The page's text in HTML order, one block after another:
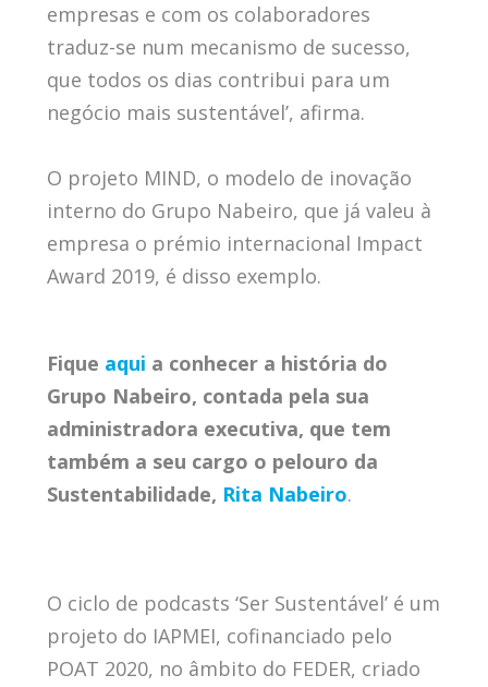
empresas e com os colaboradores
traduz-se num mecanismo de sucesso,
que todos os dias contribui para um
negócio mais sustentável’, afirma.
O projeto MIND, o modelo de inovação
interno do Grupo Nabeiro, que já valeu à
empresa o prémio internacional Impact
Award 2019, é disso exemplo.
Fique aqui a conhecer a história do
Grupo Nabeiro, contada pela sua
administradora executiva, que tem
também a seu cargo o pelouro da
Sustentabilidade, Rita Nabeiro.
O ciclo de podcasts ‘Ser Sustentável’ é um
projeto do IAPMEI, cofinanciado pelo
POAT 2020, no âmbito do FEDER, criado